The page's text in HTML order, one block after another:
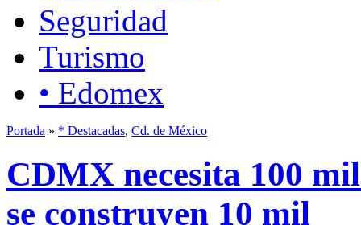
Seguridad
Turismo
• Edomex
Portada » * Destacadas, Cd. de México
CDMX necesita 100
se construyen 10 mil